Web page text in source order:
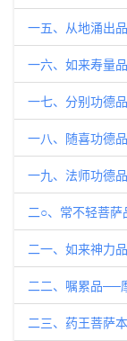
一五、从地涌出
一六、如来寿量
一七、分别功德
一八、随喜功德
一九、法师功德
二○、常不轻菩
二一、如来神力
二二、嘱累品──
二三、药王菩萨